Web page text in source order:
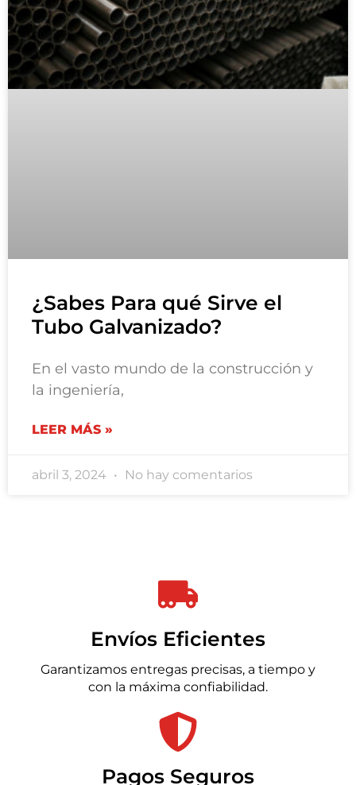
¿Sabes Para qué Sirve el
Tubo Galvanizado?
En el vasto mundo de la construcción y
la ingeniería,
LEER MÁS »
abril 3, 2024 No hay comentarios
Envíos Eficientes
Garantizamos entregas precisas, a tiempo y
con la máxima confiabilidad.
Pagos Seguros